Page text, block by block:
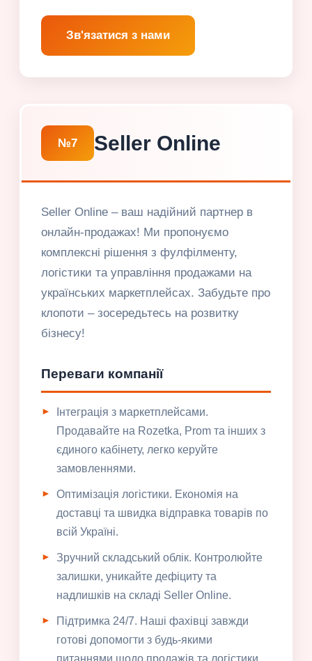
Зв'язатися з нами
№7 Seller Online
Seller Online – ваш надійний партнер в
онлайн-продажах! Ми пропонуємо
комплексні рішення з фулфілменту,
логістики та управління продажами на
українських маркетплейсах. Забудьте про
клопоти – зосередьтесь на розвитку
бізнесу!
Переваги компанії
Інтеграція з маркетплейсами.
Продавайте на Rozetka, Prom та інших з
єдиного кабінету, легко керуйте
замовленнями.
Оптимізація логістики. Економія на
доставці та швидка відправка товарів по
всій Україні.
Зручний складський облік. Контролюйте
залишки, уникайте дефіциту та
надлишків на складі Seller Online.
Підтримка 24/7. Наші фахівці завжди
готові допомогти з будь-якими
питаннями щодо продажів та логістики.